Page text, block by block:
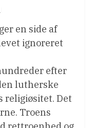
en side af
ignoreret
efter
lutherske
religiøsitet. Det
Troens